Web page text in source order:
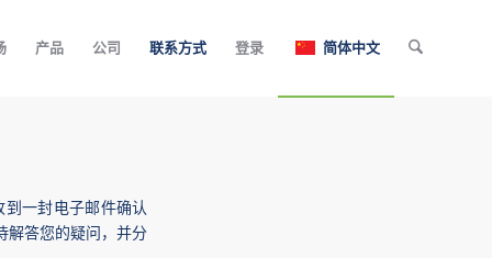
产品 公司 联系方式 登录 简体中文
一封电子邮件确认
解答您的疑问，并分